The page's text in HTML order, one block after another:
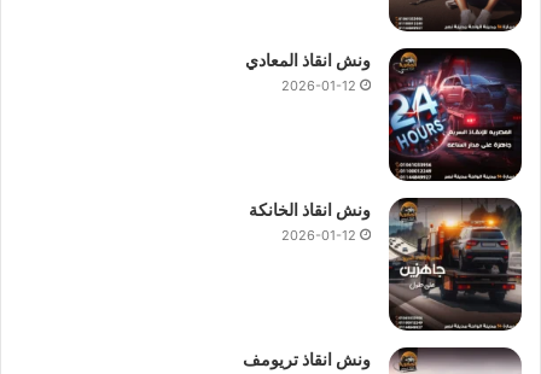
ونش انقاذ المعادي
2026-01-12
ونش انقاذ الخانكة
2026-01-12
ونش انقاذ تريومف